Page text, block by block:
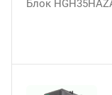
Блок